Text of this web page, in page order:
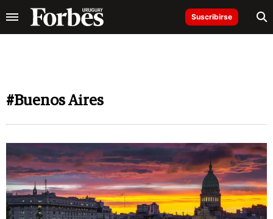
Suscribirse
#Buenos Aires